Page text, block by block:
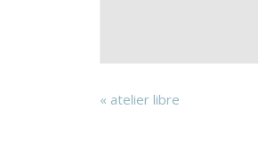
« atelier libre